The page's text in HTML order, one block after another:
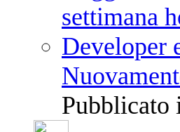
Pubblicato